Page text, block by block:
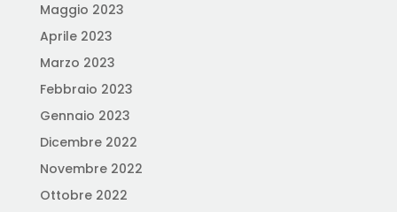
Maggio 2023
Aprile 2023
Marzo 2023
Febbraio 2023
Gennaio 2023
Dicembre 2022
Novembre 2022
Ottobre 2022